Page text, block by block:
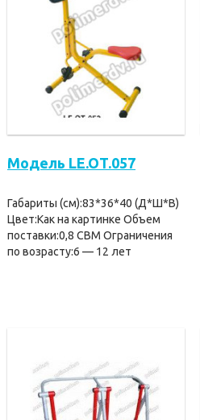
Модель LE.OT.057
Габариты (см):83*36*40 (Д*Ш*В)
Цвет:Как на картинке Объем
поставки:0,8 CBM Ограничения
по возрасту:6 — 12 лет